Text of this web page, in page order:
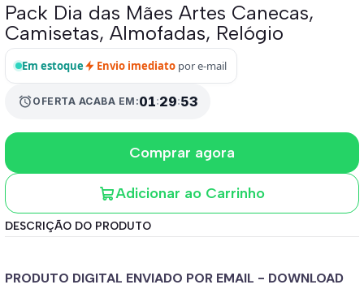
Pack Dia das Mães Artes Canecas,
Camisetas, Almofadas, Relógio
Em estoque Envio imediato por e-mail
alarmOFERTA ACABA EM:01:29:53
Adicionar ao Carrinho
Comprar agora
DESCRIÇÃO DO PRODUTO
PRODUTO DIGITAL ENVIADO POR EMAIL - DOWNLOAD